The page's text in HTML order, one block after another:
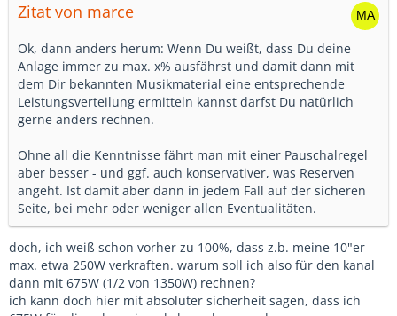
Zitat von marce
Ok, dann anders herum: Wenn Du weißt, dass Du deine
Anlage immer zu max. x% ausfährst und damit dann mit
dem Dir bekannten Musikmaterial eine entsprechende
Leistungsverteilung ermitteln kannst darfst Du natürlich
gerne anders rechnen.
Ohne all die Kenntnisse fährt man mit einer Pauschalregel
aber besser - und ggf. auch konservativer, was Reserven
angeht. Ist damit aber dann in jedem Fall auf der sicheren
Seite, bei mehr oder weniger allen Eventualitäten.
doch, ich weiß schon vorher zu 100%, dass z.b. meine 10"er
max. etwa 250W verkraften. warum soll ich also für den kanal
dann mit 675W (1/2 von 1350W) rechnen?
ich kann doch hier mit absoluter sicherheit sagen, dass ich